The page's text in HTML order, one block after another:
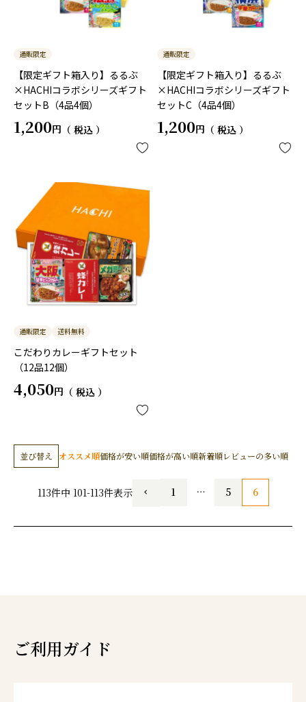
通販限定
【限定ギフト箱入り】るるぶ
×HACHIコラボシリーズギフト
セットB（4品4個）
1,200 税込
通販限定
【限定ギフト箱入り】るるぶ
×HACHIコラボシリーズギフト
セットC（4品4個）
1,200 税込
通販限定 送料無料
こだわりカレーギフトセット
（12品12個）
4,050 税込
並び替え オススメ順価格が安い順価格が高い順新着順レビューの多い順
113件中 101-113件表示 1 … 5 6
ご利用ガイド